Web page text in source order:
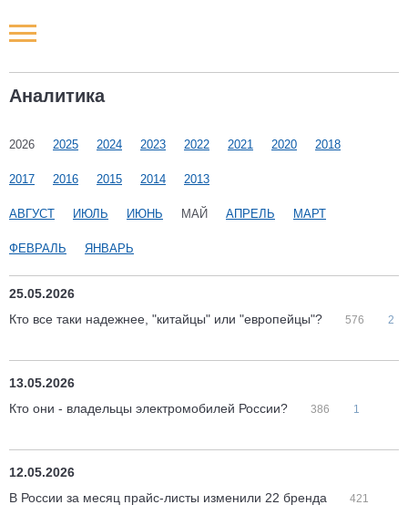
Аналитика
2026 2025 2024 2023 2022 2021 2020 2018
2017 2016 2015 2014 2013
АВГУСТ ИЮЛЬ ИЮНЬ МАЙ АПРЕЛЬ МАРТ
ФЕВРАЛЬ ЯНВАРЬ
25.05.2026
Кто все таки надежнее, "китайцы" или "европейцы"?
576 2
13.05.2026
Кто они - владельцы электромобилей России?
386 1
12.05.2026
В России за месяц прайс-листы изменили 22 бренда
421
Новости РФ
Наши мероприятия
Статьи